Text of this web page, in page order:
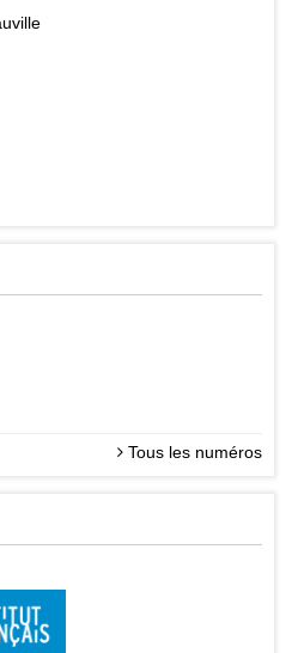
Tous les numéros